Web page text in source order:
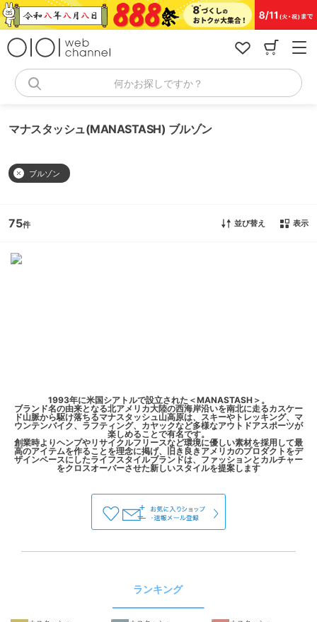
コ
ン
何かお探しですか？
マナスタッシュ(MANASTASH) ブルゾン
ブルゾン
75 並び替え 表示
1993年に米国シアトルで設立された＜MANASTASH＞。
ブランド名の由来となる北アメリカ大陸の西海岸沿いを南北に走るカスケー
ド山脈から駆け落ちるマナスタッシュ山高原は、スキーやトレッキング、マ
ウンテンバイク、ラフティング、カヤックなど多様なアウトドアスポーツが
楽しめることで有名です。
創業時よりヘンプやリサイクルフリースなど環境に優しい素材を採用して最
高のアイテムを作ることを理念に掲げ、旧き良きアメリカのプロダクトをデ
ザインベースにしたライフスタイルブランドは、ファッションとカルチャー
ランキング